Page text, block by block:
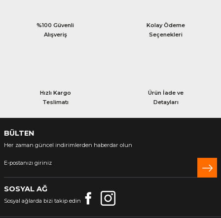
%100 Güvenli
Alışveriş
Kolay Ödeme
Seçenekleri
Hızlı Kargo
Teslimatı
Ürün İade ve
Detayları
BÜLTEN
Her zaman güncel indirimlerden haberdar olun
SOSYAL AĞ
Sosyal ağlarda bizi takip edin